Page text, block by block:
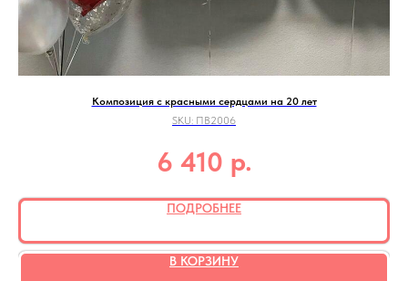
Композиция с красными сердцами на 20 лет
SKU: ПВ2006
6 410 р.
ПОДРОБНЕЕ
В КОРЗИНУ